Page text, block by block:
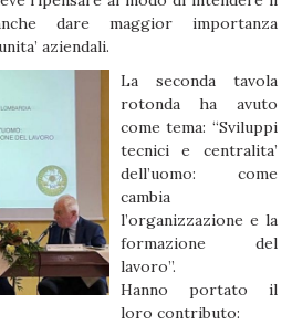
dare maggior importanza
aziendali.
La seconda tavola
rotonda ha avuto
come tema: “Sviluppi
tecnici e centralita’
dell’uomo: come
cambia
l’organizzazione e la
formazione del
lavoro”.
Hanno portato il
loro contributo: